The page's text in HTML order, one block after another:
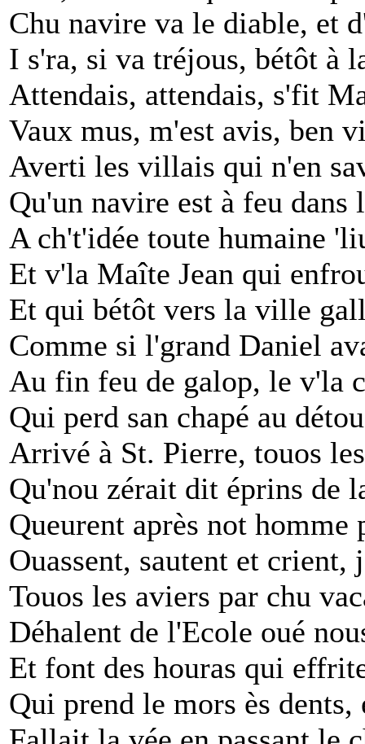
Chu navire va le diable, et
I s'ra, si va tréjous, bétôt à
Attendais, attendais, s'fit
Vaux mus, m'est avis, ben
Averti les villais qui n'en
Qu'un navire est à feu dans
A ch't'idée toute humaine
Et v'la Maîte Jean qui
Et qui bétôt vers la ville
Comme si l'grand Daniel
Au fin feu de galop, le v'la
Qui perd san chapé au
Arrivé à St. Pierre, touos
Qu'nou zérait dit éprins de
Queurent après not homme
Ouassent, sautent et
Touos les aviers par chu
Déhalent de l'Ecole oué
Et font des houras qui
Qui prend le mors ès